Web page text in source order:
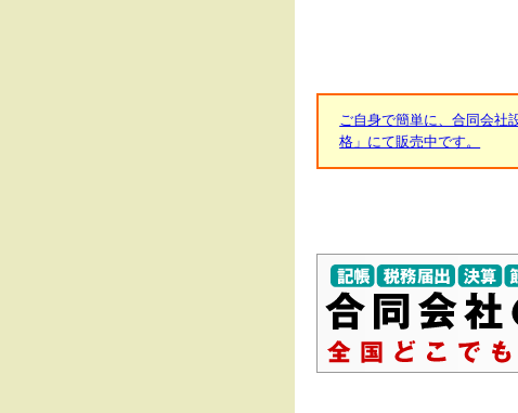
ご自身で簡単に、合同会社
格」にて販売中です。